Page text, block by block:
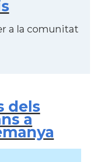
a la comunitat
dels
a